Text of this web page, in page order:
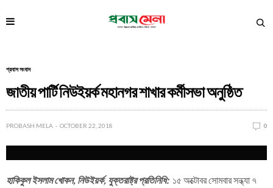
প্রবাস সংবাদ
জাতীয় পার্টি নিউইয়র্ক মহানগর শাখার কর্মীসভা অনুষ্ঠিত
PROBASH MELA OCTOBER 22, 2018 0
হাকিকুল ইসলাম খোকন, নিউইয়র্ক, যুক্তরাষ্ট্র প্রতিনিধি:১৫ অক্টোবর সোমবার সন্ধ্যা ৭